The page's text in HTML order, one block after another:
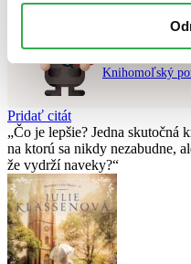
Chcete
Knihomoľský
Pridať citát
Čo je lepšie? Jedna skutočná
na ktorú sa nikdy nezabudne,
že vydrží naveky?